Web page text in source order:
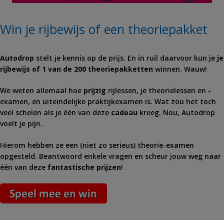
Win je rijbewijs of een theoriepakket
Autodrop stelt je kennis op de prijs. En in ruil daarvoor kun je je
rijbewijs of 1 van de 200 theoriepakketten winnen. Wauw!
We weten allemaal hoe prijzig rijlessen, je theorielessen en -
examen, en uiteindelijke praktijkexamen is. Wat zou het toch
veel schelen als je één van deze cadeau kreeg. Nou, Autodrop
voelt je pijn.
Hierom hebben ze een (niet zo serieus) theorie-examen
opgesteld. Beantwoord enkele vragen en scheur jouw weg naar
één van deze fantastische prijzen!